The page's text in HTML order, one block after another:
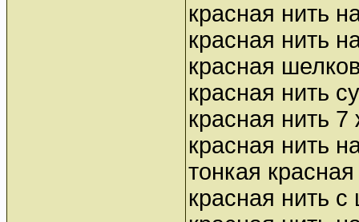
красная нить
красная нить
красная
красная нить
красная нить
красная нить
тонкая
красная нить с